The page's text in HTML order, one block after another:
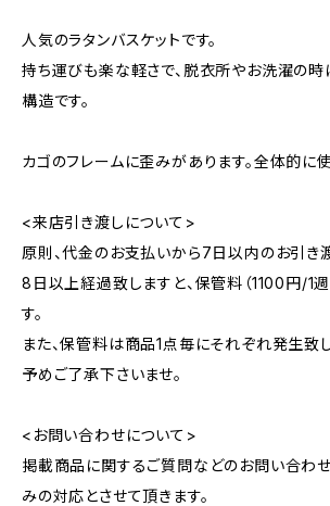
人気のラタンバスケットです。
持ち運びも楽な軽さで、脱衣所やお洗濯の
構造です。
カゴのフレームに歪みがあります。全体的に
<来店引き渡しについて>
原則、代金のお支払いから7日以内のお引き
8日以上経過致しますと、保管料（1100円/1
す。
また、保管料は商品1点毎にそれぞれ発生致し
予めご了承下さいませ。
<お問い合わせについて>
掲載商品に関するご質問などのお問い合わ
みの対応とさせて頂きます。